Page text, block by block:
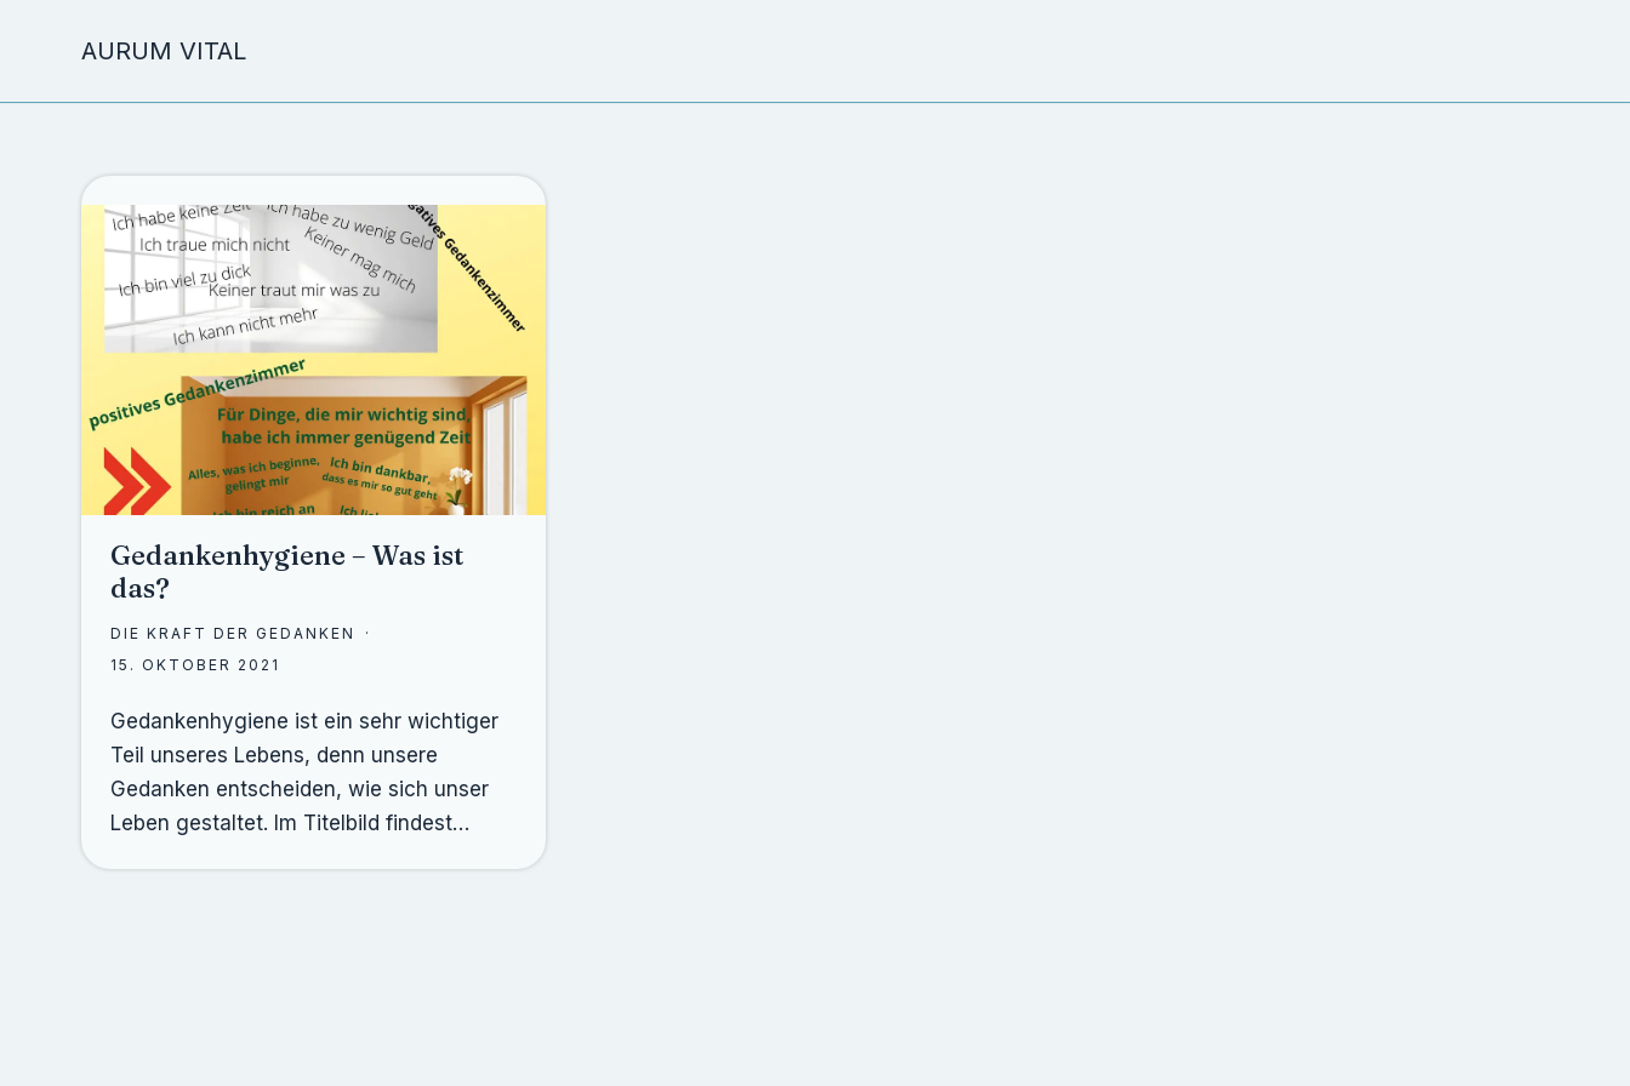
Inhalt
AURUM VITAL
Gedankenhygiene – Was ist
das?
DIE KRAFT DER GEDANKEN
15. OKTOBER 2021
Gedankenhygiene ist ein sehr wichtiger
Teil unseres Lebens, denn unsere
Gedanken entscheiden, wie sich unser
Leben gestaltet. Im Titelbild findest…